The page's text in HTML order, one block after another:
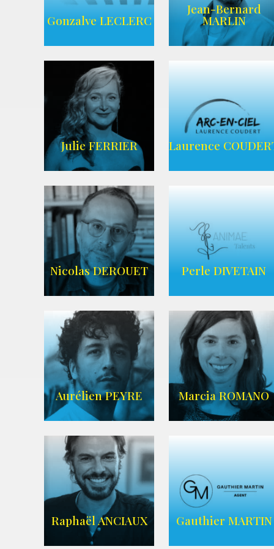
AGENCE UBBA
Wikipedia
Gonzalve LECLERC
AGENCE
ADEQUAT
Jean-Bernard
MARLIN
WIKIPEDIA
Julie FERRIER
Imdb
Laurence
AGENCE ARC-
EN-CIEL
Nicolas DEROUET
IMDB
Perle DIVETAIN
AGENCE ANIMAE
Aurélien PEYRE
ZELIG
Marcia ROMANO
WIKIPEDIA
AGENCE ZELIG
Raphaël ANCIAUX Gauthier MARTIN